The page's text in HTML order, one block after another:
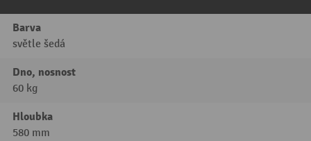
Barva
světle šedá
Dno, nosnost
60 kg
Hloubka
580 mm